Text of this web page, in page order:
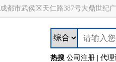
成都市武侯区天仁路387号大鼎世纪
热搜 公司注册 代理